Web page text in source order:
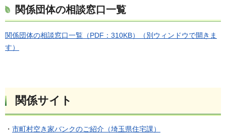
関係団体の相談窓口一覧
関係団体の相談窓口一覧（PDF：310KB）（別ウィンドウで開きま
す）
関係サイト
・ 市町村空き家バンクのご紹介（埼玉県住宅課）